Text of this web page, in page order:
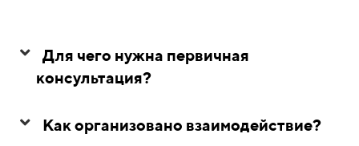
Для чего нужна первичная
консультация?
Как организовано взаимодействие?